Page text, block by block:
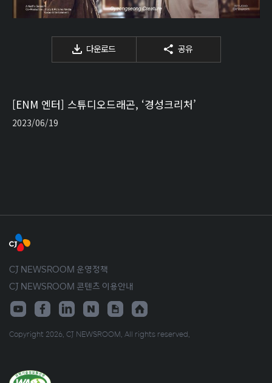
다운로드 공유
[ENM 엔터] 스튜디오드래곤, ‘경성크리처’
2023/06/19
CJ NEWSROOM 운영정책
CJ NEWSROOM 콘텐츠 이용안내
Copyright 2026. CJ NEWSROOM. All rights reserved.